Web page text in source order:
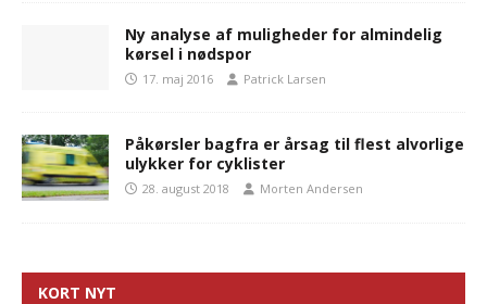
Ny analyse af muligheder for almindelig
kørsel i nødspor
17. maj 2016 Patrick Larsen
Påkørsler bagfra er årsag til flest alvorlige
ulykker for cyklister
28. august 2018 Morten Andersen
KORT NYT